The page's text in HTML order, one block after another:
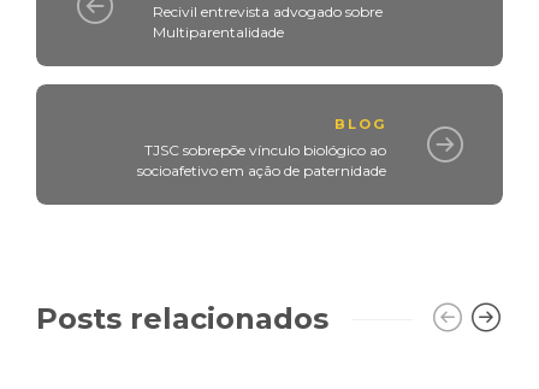
Recivil entrevista advogado sobre
Multiparentalidade
BLOG
TJSC sobrepõe vínculo biológico ao
socioafetivo em ação de paternidade
Posts relacionados